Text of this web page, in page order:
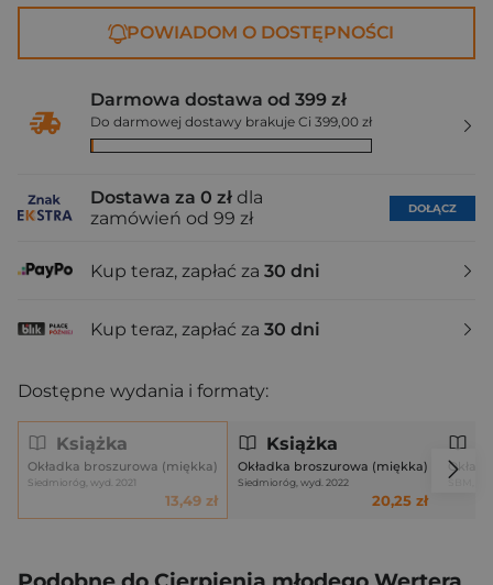
POWIADOM O DOSTĘPNOŚCI
Darmowa dostawa od 399 zł
Do darmowej dostawy brakuje Ci 399,00 zł
Dostawa za 0 zł dla
zamówień od 99 zł
DOŁĄCZ
Kup teraz, zapłać za 30 dni
Kup teraz, zapłać za 30 dni
Dostępne wydania i formaty:
Książka
Okładka broszurowa (miękka)
Siedmioróg, wyd. 2021
13,49 zł
Książka
Okładka broszurowa (miękka)
Siedmioróg, wyd. 2022
20,25 zł
SBM,